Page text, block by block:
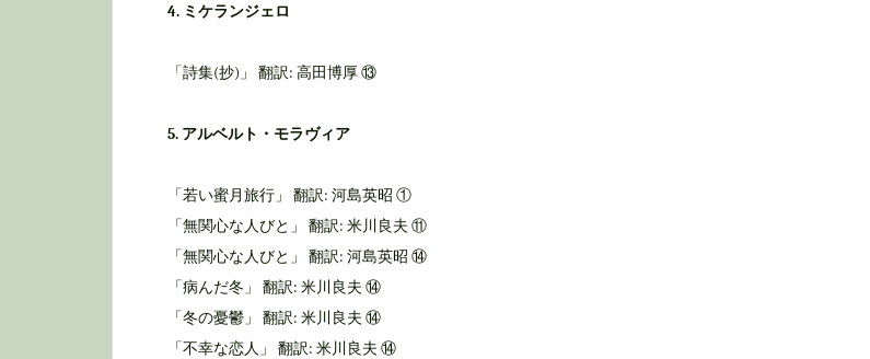
4. ミケランジェロ
「詩集(抄)」 翻訳: 高田博厚 ⑬
5. アルベルト・モラヴィア
「若い蜜月旅行」 翻訳: 河島英昭 ①
「無関心な人びと」 翻訳: 米川良夫 ⑪
「無関心な人びと」 翻訳: 河島英昭 ⑭
「病んだ冬」 翻訳: 米川良夫 ⑭
「冬の憂鬱」 翻訳: 米川良夫 ⑭
「不幸な恋人」 翻訳: 米川良夫 ⑭